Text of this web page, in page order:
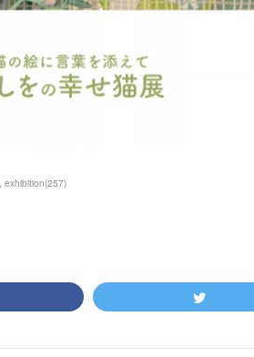
exhibition(257)